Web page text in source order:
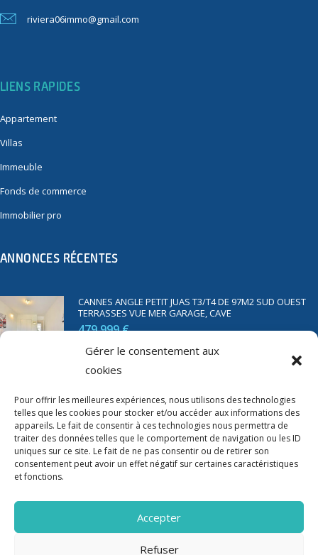
Gérer le consentement aux
cookies
Pour offrir les meilleures expériences, nous utilisons des technologies
telles que les cookies pour stocker et/ou accéder aux informations des
appareils. Le fait de consentir à ces technologies nous permettra de
traiter des données telles que le comportement de navigation ou les ID
uniques sur ce site. Le fait de ne pas consentir ou de retirer son
consentement peut avoir un effet négatif sur certaines caractéristiques
et fonctions.
Accepter
Refuser
riviera06immo@gmail.com
LIENS RAPIDES
Appartement
Villas
Immeuble
Fonds de commerce
Immobilier pro
ANNONCES RÉCENTES
CANNES ANGLE PETIT JUAS T3/T4 DE 97M2 SUD OUEST
TERRASSES VUE MER GARAGE, CAVE
479 999 €
TERRASSE PARKING
350 000 €